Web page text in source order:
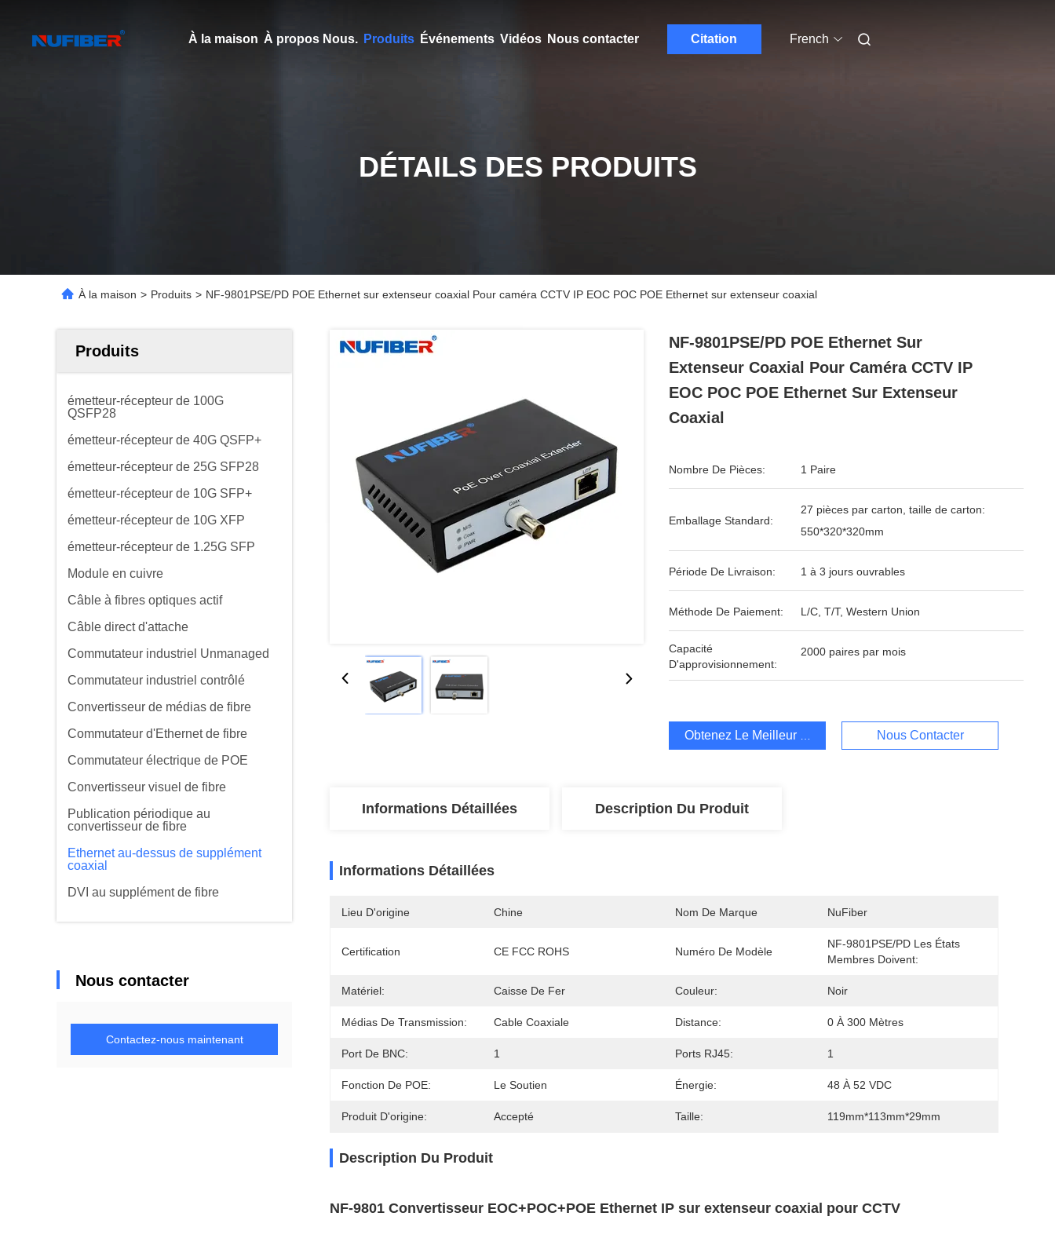
À la maison À propos Nous. Produits Événements Vidéos Nous contacter Citation French
DÉTAILS DES PRODUITS
À la maison > Produits > NF-9801PSE/PD POE Ethernet sur extenseur coaxial Pour caméra CCTV IP EOC POC POE Ethernet sur extenseur coaxial
Produits
émetteur-récepteur de 100G
QSFP28
émetteur-récepteur de 40G QSFP+
émetteur-récepteur de 25G SFP28
émetteur-récepteur de 10G SFP+
émetteur-récepteur de 10G XFP
émetteur-récepteur de 1.25G SFP
Module en cuivre
Câble à fibres optiques actif
Câble direct d'attache
Commutateur industriel Unmanaged
Commutateur industriel contrôlé
Convertisseur de médias de fibre
Commutateur d'Ethernet de fibre
Commutateur électrique de POE
Convertisseur visuel de fibre
Publication périodique au
convertisseur de fibre
Ethernet au-dessus de supplément
coaxial
DVI au supplément de fibre
Nous contacter
Contactez-nous maintenant
NF-9801PSE/PD POE Ethernet Sur
Extenseur Coaxial Pour Caméra CCTV IP
EOC POC POE Ethernet Sur Extenseur
Coaxial
Nombre De Pièces: 1 Paire
Emballage Standard:
27 pièces par carton, taille de carton:
550*320*320mm
Période De Livraison: 1 à 3 jours ouvrables
Méthode De Paiement: L/C, T/T, Western Union
Capacité
D'approvisionnement:
2000 paires par mois
Obtenez Le Meilleur Prix Nous Contacter
Informations Détaillées Description Du Produit
Informations Détaillées
Lieu D'origine Chine Nom De Marque NuFiber
Certification CE FCC ROHS Numéro De Modèle
NF-9801PSE/PD Les États
Membres Doivent:
Matériel: Caisse De Fer Couleur: Noir
Médias De Transmission: Cable Coaxiale Distance: 0 À 300 Mètres
Port De BNC: 1 Ports RJ45: 1
Fonction De POE: Le Soutien Énergie: 48 À 52 VDC
Produit D'origine: Accepté Taille: 119mm*113mm*29mm
Description Du Produit
NF-9801 Convertisseur EOC+POC+POE Ethernet IP sur extenseur coaxial pour CCTV